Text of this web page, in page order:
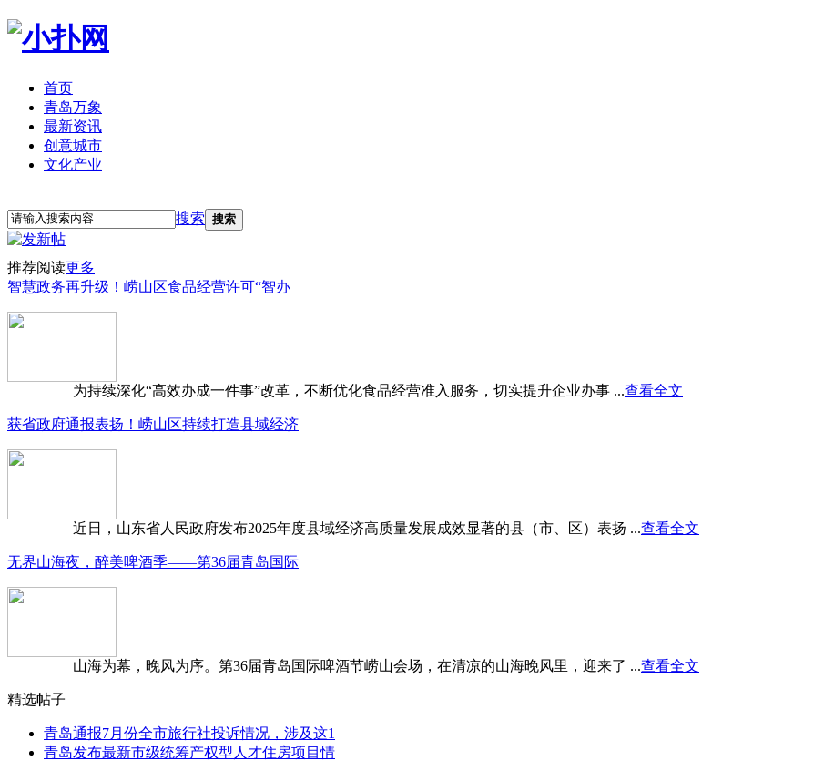
首页
青岛万象
最新资讯
创意城市
文化产业
搜索 搜索
推荐阅读更多
智慧政务再升级！崂山区食品经营许可“智办
为持续深化“高效办成一件事”改革，不断优化食品经营准入服务，切实提升企业办事 ...查看全文
获省政府通报表扬！崂山区持续打造县域经济
近日，山东省人民政府发布2025年度县域经济高质量发展成效显著的县（市、区）表扬 ...查看全文
无界山海夜，醉美啤酒季——第36届青岛国际
山海为幕，晚风为序。第36届青岛国际啤酒节崂山会场，在清凉的山海晚风里，迎来了 ...查看全文
精选帖子
青岛通报7月份全市旅行社投诉情况，涉及这1
青岛发布最新市级统筹产权型人才住房项目情